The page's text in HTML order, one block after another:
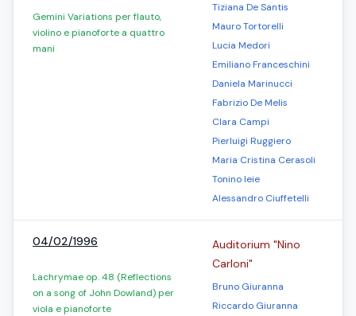
Gemini Variations per flauto,
violino e pianoforte a quattro
mani
Tiziana De Santis
Mauro Tortorelli
Lucia Medori
Emiliano Franceschini
Daniela Marinucci
Fabrizio De Melis
Clara Campi
Pierluigi Ruggiero
Maria Cristina Cerasoli
Tonino Ieie
Alessandro Ciuffetelli
04/02/1996
Lachrymae op. 48 (Reflections
on a song of John Dowland) per
viola e pianoforte
Auditorium "Nino
Carloni"
Bruno Giuranna
Riccardo Giuranna